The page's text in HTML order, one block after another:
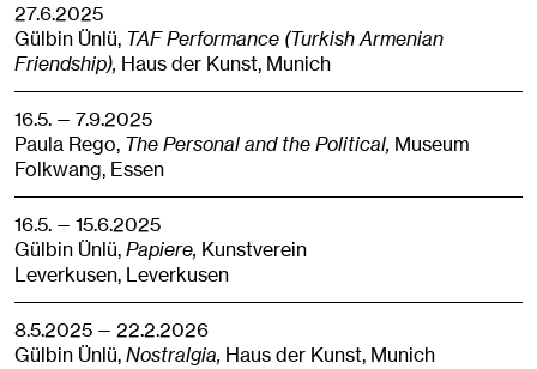
27.6.2025
Gülbin Ünlü, TAF Performance (Turkish Armenian
Friendship), Haus der Kunst, Munich
16.5. — 7.9.2025
Paula Rego, The Personal and the Political, Museum
Folkwang, Essen
16.5. — 15.6.2025
Gülbin Ünlü,Papiere, Kunstverein
Leverkusen, Leverkusen
8.5.2025 — 22.2.2026
Gülbin Ünlü,Nostralgia, Haus der Kunst, Munich